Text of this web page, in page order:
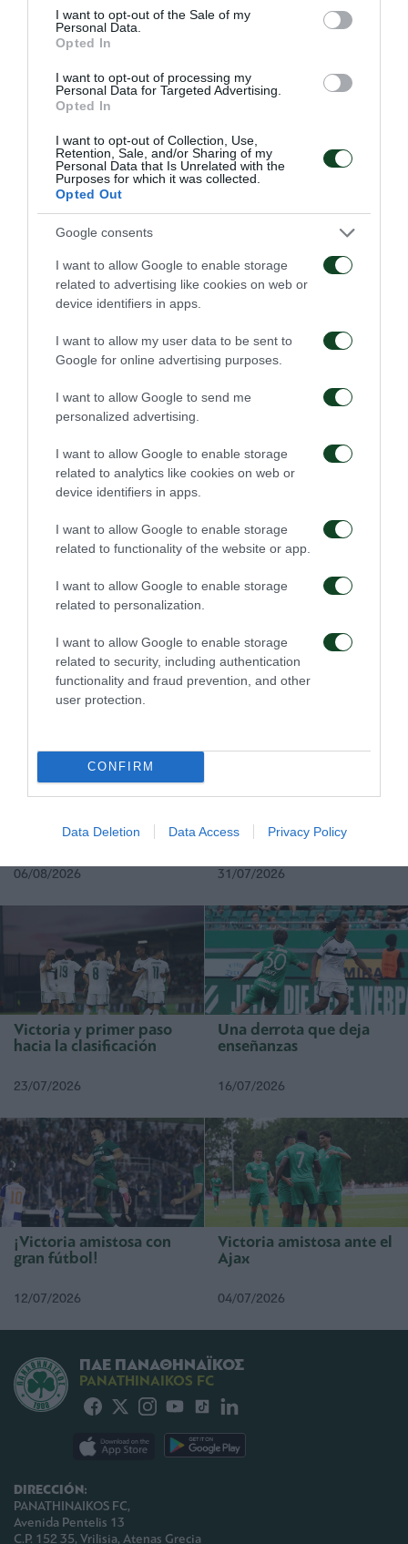
consent section.
I want to opt-out of the Sale of my
Personal Data.
Opted In
I want to opt-out of processing my
Personal Data for Targeted Advertising.
Opted In
I want to opt-out of Collection, Use,
Retention, Sale, and/or Sharing of my
Personal Data that Is Unrelated with the
Purposes for which it was collected.
Opted Out
Google consents
I want to allow Google to enable storage
related to advertising like cookies on web or
device identifiers in apps.
I want to allow my user data to be sent to
Google for online advertising purposes.
I want to allow Google to send me
personalized advertising.
I want to allow Google to enable storage
related to analytics like cookies on web or
device identifiers in apps.
I want to allow Google to enable storage
related to functionality of the website or app.
I want to allow Google to enable storage
related to personalization.
I want to allow Google to enable storage
related to security, including authentication
functionality and fraud prevention, and other
user protection.
CONFIRM
Data Deletion Data Access Privacy Policy
carrera por la banda izquierda. El balón llegó a
Adam Cerin, cuyo extraordinario disparo con efecto
se estrelló en la escuadra. Tetteh aprovechó el
rebote y, con un gran cabezazo, marcó para el
Trébol y puso el 0-1.
El AEK empató en el minuto 72 por medio de Zini,
quien también estrelló un balón en el poste en el
minuto 75. Zaroury respondió en el minuto 83 con
un peligroso disparo cruzado de larga distancia. En
lugar del 1-2, finalmente llegó el 2-1, ya que en el
remate dentro del área y anotó de cerca.
: Strakosha, Rota, Moukoudi, Relvas, Pilios,
Pereyra (66’ Zini), Marin (85’ Mantalos), Pineda, Koita
(85’ João Mário), Jović (90+5’ Ljubičić), Varga.
Panathinaikos: Lafont, Calabria, Touba, Palmer-
Brown, Kyriakopoulos, Kontouris (73’ Siopis), Cerin,
Andino (79’ Jagousic), Pantelidis (73’ Zaroury),
COMPETIY
06/08/2026
VERDE
31/07/2026
Victoria y primer paso
hacia la clasificación
23/07/2026
Una derrota que deja
enseñanzas
16/07/2026
¡Victoria amistosa con
gran fútbol!
12/07/2026
Victoria amistosa ante el
Ajax
04/07/2026
DIRECCIÓN:
PANATHINAIKOS FC,
Avenida Pentelis 13
C.P. 152 35, Vrilisia, Atenas Grecia
ΠΑΕ ΠΑΝΑΘΗΝΑΪΚΟΣ
PANATHINAIKOS FC